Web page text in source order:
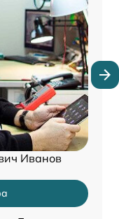
Иванов